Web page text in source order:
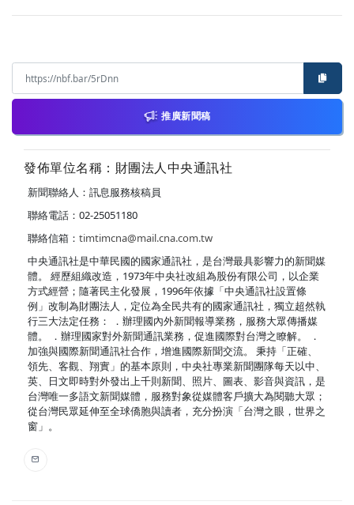
推廣新聞稿
發佈單位名稱：財團法人中央通訊社
新聞聯絡人：訊息服務核稿員
聯絡電話：02-25051180
聯絡信箱： timtimcna@mail.cna.com.tw
中央通訊社是中華民國的國家通訊社，是台灣最具影響力的新聞媒
體。 經歷組織改造，1973年中央社改組為股份有限公司，以企業
方式經營；隨著民主化發展，1996年依據「中央通訊社設置條
例」改制為財團法人，定位為全民共有的國家通訊社，獨立超然執
行三大法定任務： ．辦理國內外新聞報導業務，服務大眾傳播媒
體。 ．辦理國家對外新聞通訊業務，促進國際對台灣之瞭解。 ．
加強與國際新聞通訊社合作，增進國際新聞交流。 秉持「正確、
領先、客觀、翔實」的基本原則，中央社專業新聞團隊每天以中、
英、日文即時對外發出上千則新聞、照片、圖表、影音與資訊，是
台灣唯一多語文新聞媒體，服務對象從媒體客戶擴大為閱聽大眾；
從台灣民眾延伸至全球僑胞與讀者，充分扮演「台灣之眼，世界之
窗」。